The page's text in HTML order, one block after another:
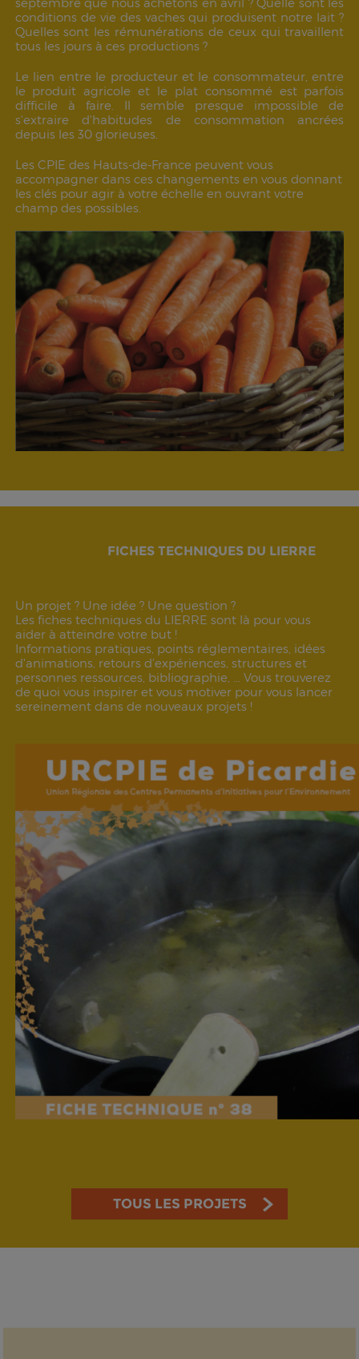
conditions de vie des vaches qui produisent notre lait ?
Quelles sont les rémunérations de ceux qui travaillent
tous les jours à ces productions ?
Le lien entre le producteur et le consommateur, entre
le produit agricole et le plat consommé est parfois
difficile à faire. Il semble presque impossible de
s'extraire d'habitudes de consommation ancrées
depuis les 30 glorieuses.
Les CPIE des Hauts-de-France peuvent vous
accompagner dans ces changements en vous donnant
les clés pour agir à votre échelle en ouvrant votre
champ des possibles.
FICHES TECHNIQUES DU LIERRE
Un projet ? Une idée ? Une question ?
Les fiches techniques du LIERRE sont là pour vous
aider à atteindre votre but !
Informations pratiques, points réglementaires, idées
d'animations, retours d’expériences, structures et
personnes ressources, bibliographie, ... Vous trouverez
de quoi vous inspirer et vous motiver pour vous lancer
sereinement dans de nouveaux projets !
TOUS LES PROJETS